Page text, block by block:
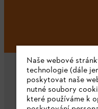
Naše webové
technologie (dále
poskytovat naše
nutné soubory
které používáme k